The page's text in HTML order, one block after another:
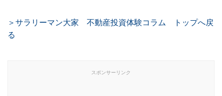
＞サラリーマン大家 不動産投資体験コラム トップへ戻
る
スポンサーリンク